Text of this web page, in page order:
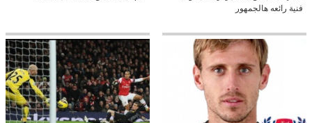
فنية رائعه هالجمهور